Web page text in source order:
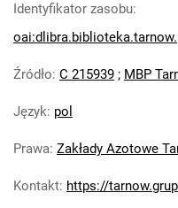
Robotniczego
Feliksa
Robotniczego
Feliksa
Robotniczego
Tarnowskie Azoty
Identyfikator zasobu:
Źródło: C 215939 ; MBP
Język: pol
Prawa: Zakłady Azotowe
Kontakt: https://